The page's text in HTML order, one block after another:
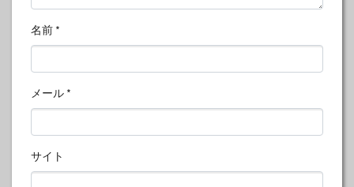
名前 *
メール *
サイト